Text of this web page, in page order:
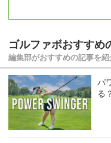
ゴルファボおすすめ
編集部がおすすめの記事を紹
パ
る